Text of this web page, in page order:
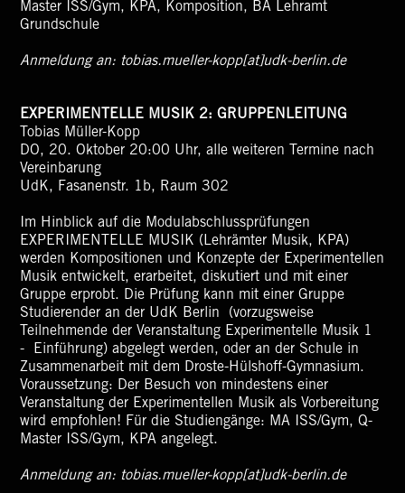
Master ISS/Gym, KPA, Komposition, BA Lehramt
Grundschule
Anmeldung an: tobias.mueller-kopp[at]udk-berlin.de
EXPERIMENTELLE MUSIK 2: GRUPPENLEITUNG
Tobias Müller-Kopp
DO, 20. Oktober 20:00 Uhr, alle weiteren Termine nach
Vereinbarung
UdK, Fasanenstr. 1b, Raum 302
Im Hinblick auf die Modulabschlussprüfungen
EXPERIMENTELLE MUSIK (Lehrämter Musik, KPA)
werden Kompositionen und Konzepte der Experimentellen
Musik entwickelt, erarbeitet, diskutiert und mit einer
Gruppe erprobt. Die Prüfung kann mit einer Gruppe
Studierender an der UdK Berlin (vorzugsweise
Teilnehmende der Veranstaltung Experimentelle Musik 1
- Einführung) abgelegt werden, oder an der Schule in
Zusammenarbeit mit dem Droste-Hülshoff-Gymnasium.
Voraussetzung: Der Besuch von mindestens einer
Veranstaltung der Experimentellen Musik als Vorbereitung
wird empfohlen! Für die Studiengänge: MA ISS/Gym, Q-
Master ISS/Gym, KPA angelegt.
Anmeldung an: tobias.mueller-kopp[at]udk-berlin.de